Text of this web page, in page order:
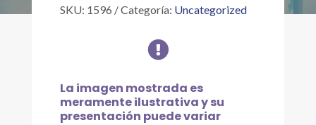
SKU: 1596 Categoría: Uncategorized

La imagen mostrada es
meramente ilustrativa y su
presentación puede variar